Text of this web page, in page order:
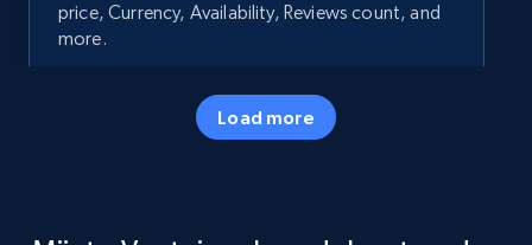
price, Currency, Availability, Reviews count, and
more.
5.7K+ Comenzar ahora
Load more